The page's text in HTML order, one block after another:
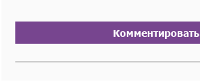
Комментировать